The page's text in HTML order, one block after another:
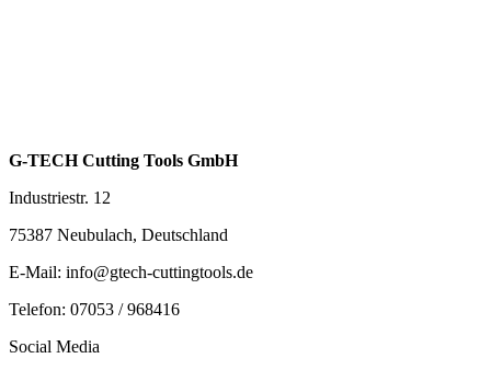
G-TECH Cutting Tools GmbH
Industriestr. 12
75387 Neubulach, Deutschland
E-Mail: info@gtech-cuttingtools.de
Telefon: 07053 / 968416
Social Media